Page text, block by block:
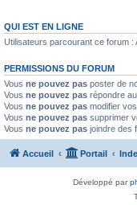
QUI EST EN LIGNE
Utilisateurs parcourant ce forum :
PERMISSIONS DU FORUM
Vous ne pouvez pas poster de
Vous ne pouvez pas répondre
Vous ne pouvez pas modifier
Vous ne pouvez pas supprimer
Vous ne pouvez pas joindre des
Accueil Portail
Développé par